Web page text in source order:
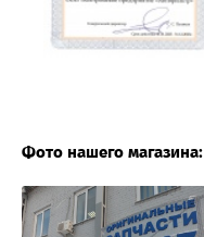
Фото нашего магазина: